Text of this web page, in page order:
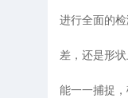
进行全面的
差，还是形
能一一捕捉